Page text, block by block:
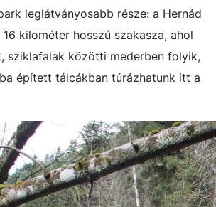
leglátványosabb része: a Hernád
kilométer hosszú szakasza, ahol
sziklafalak közötti mederben folyik,
épített tálcákban túrázhatunk itt a